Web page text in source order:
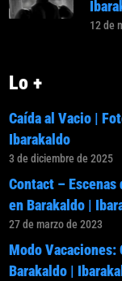
12 de
Lo +
Caída al Vacio |
Ibarakaldo
3 de diciembre de 2025
Contact –
en Barakaldo |
27 de marzo de 2023
Modo
Barakaldo |